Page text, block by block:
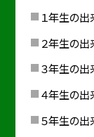
１年生の出
２年生の出
３年生の出
４年生の出
５年生の出